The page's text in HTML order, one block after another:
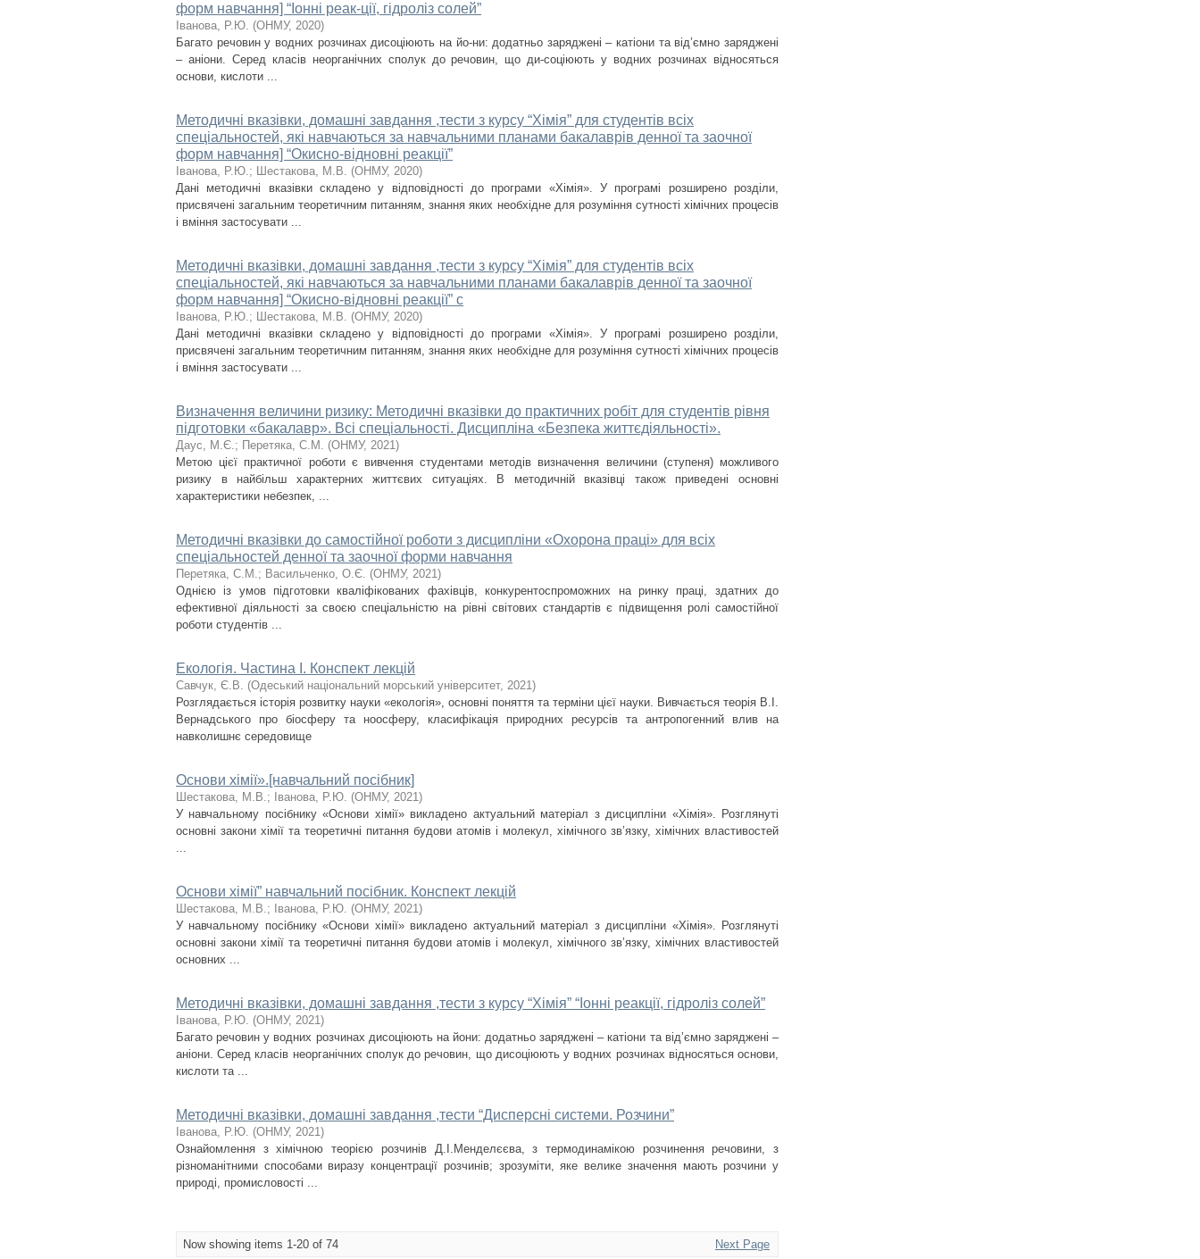
форм навчання] “Іонні реак-ції, гідроліз солей”
Іванова, Р.Ю. (ОНМУ, 2020)
Багато речовин у водних розчинах дисоціюють на йо-ни: додатньо заряджені – катіони та від’ємно заряджені
– аніони. Серед класів неорганічних сполук до речовин, що ди-соціюють у водних розчинах відносяться
основи, кислоти ...
Методичні вказівки, домашні завдання ,тести з курсу “Хімія” для студентів всіх
спеціальностей, які навчаються за навчальними планами бакалаврів денної та заочної
форм навчання] “Окисно-відновні реакції”
Іванова, Р.Ю.; Шестакова, М.В. (ОНМУ, 2020)
Дані методичні вказівки складено у відповідності до програми «Хімія». У програмі розширено розділи,
присвячені загальним теоретичним питанням, знання яких необхідне для розуміння сутності хімічних процесів
і вміння застосувати ...
Методичні вказівки, домашні завдання ,тести з курсу “Хімія” для студентів всіх
спеціальностей, які навчаються за навчальними планами бакалаврів денної та заочної
форм навчання] “Окисно-відновні реакції” с
Іванова, Р.Ю.; Шестакова, М.В. (ОНМУ, 2020)
Дані методичні вказівки складено у відповідності до програми «Хімія». У програмі розширено розділи,
присвячені загальним теоретичним питанням, знання яких необхідне для розуміння сутності хімічних процесів
і вміння застосувати ...
Визначення величини ризику: Методичні вказівки до практичних робіт для студентів рівня
підготовки «бакалавр». Всі спеціальності. Дисципліна «Безпека життєдіяльності».
Даус, М.Є.; Перетяка, С.М. (ОНМУ, 2021)
Метою цієї практичної роботи є вивчення студентами методів визначення величини (ступеня) можливого
ризику в найбільш характерних життєвих ситуаціях. В методичній вказівці також приведені основні
характеристики небезпек, ...
Методичні вказівки до самостійної роботи з дисципліни «Охорона праці» для всіх
спеціальностей денної та заочної форми навчання
Перетяка, С.М.; Васильченко, О.Є. (ОНМУ, 2021)
Однією із умов підготовки кваліфікованих фахівців, конкурентоспроможних на ринку праці, здатних до
ефективної діяльності за своєю спеціальністю на рівні світових стандартів є підвищення ролі самостійної
роботи студентів ...
Екологія. Частина І. Конспект лекцій
Савчук, Є.В. (Одеський національний морський університет, 2021)
Розглядається історія розвитку науки «екологія», основні поняття та терміни цієї науки. Вивчається теорія В.І.
Вернадського про біосферу та ноосферу, класифікація природних ресурсів та антропогенний влив на
навколишнє середовище
Основи хімії».[навчальний посібник]
Шестакова, М.В.; Іванова, Р.Ю. (ОНМУ, 2021)
У навчальному посібнику «Основи хімії» викладено актуальний матеріал з дисципліни «Хімія». Розглянуті
основні закони хімії та теоретичні питання будови атомів і молекул, хімічного зв’язку, хімічних властивостей
...
Основи хімії” навчальний посібник. Конспект лекцій
Шестакова, М.В.; Іванова, Р.Ю. (ОНМУ, 2021)
У навчальному посібнику «Основи хімії» викладено актуальний матеріал з дисципліни «Хімія». Розглянуті
основні закони хімії та теоретичні питання будови атомів і молекул, хімічного зв’язку, хімічних властивостей
основних ...
Методичні вказівки, домашні завдання ,тести з курсу “Хімія” “Іонні реакції, гідроліз солей”
Іванова, Р.Ю. (ОНМУ, 2021)
Багато речовин у водних розчинах дисоціюють на йони: додатньо заряджені – катіони та від’ємно заряджені –
аніони. Серед класів неорганічних сполук до речовин, що дисоціюють у водних розчинах відносяться основи,
кислоти та ...
Методичні вказівки, домашні завдання ,тести “Дисперсні системи. Розчини”
Іванова, Р.Ю. (ОНМУ, 2021)
Ознайомлення з хімічною теорією розчинів Д.І.Менделєєва, з термодинамікою розчинення речовини, з
різноманітними способами виразу концентрації розчинів; зрозуміти, яке велике значення мають розчини у
природі, промисловості ...
Now showing items 1-20 of 74 Next Page